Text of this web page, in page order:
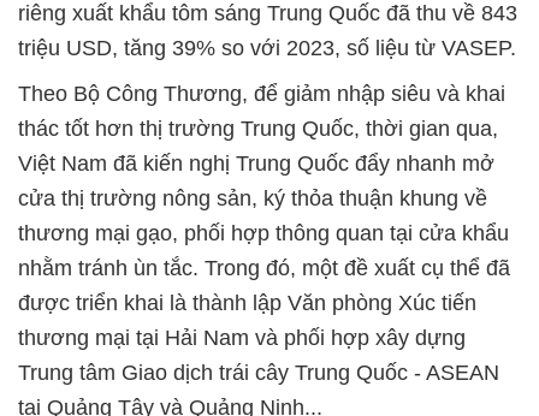
riêng xuất khẩu tôm sáng Trung Quốc đã thu về 843
triệu USD, tăng 39% so với 2023, số liệu từ VASEP.
Theo Bộ Công Thương, để giảm nhập siêu và khai
thác tốt hơn thị trường Trung Quốc, thời gian qua,
Việt Nam đã kiến nghị Trung Quốc đẩy nhanh mở
cửa thị trường nông sản, ký thỏa thuận khung về
thương mại gạo, phối hợp thông quan tại cửa khẩu
nhằm tránh ùn tắc. Trong đó, một đề xuất cụ thể đã
được triển khai là thành lập Văn phòng Xúc tiến
thương mại tại Hải Nam và phối hợp xây dựng
Trung tâm Giao dịch trái cây Trung Quốc - ASEAN
tại Quảng Tây và Quảng Ninh...